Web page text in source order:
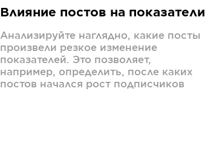
Влияние постов на показатели
Анализируйте наглядно, какие посты
произвели резкое изменение
показателей. Это позволяет,
например, определить, после каких
постов начался рост подписчиков